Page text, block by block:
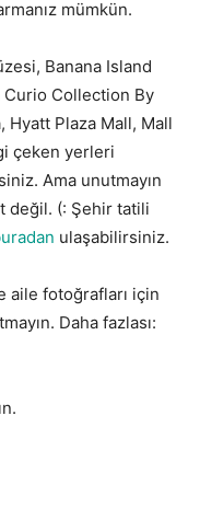
mümkün.
Banana Island
Curio Collection By
Hyatt Plaza Mall, Mall
çeken yerleri
Ama unutmayın
değil. (: Şehir tatili
ulaşabilirsiniz.
aile fotoğrafları için
Daha fazlası: